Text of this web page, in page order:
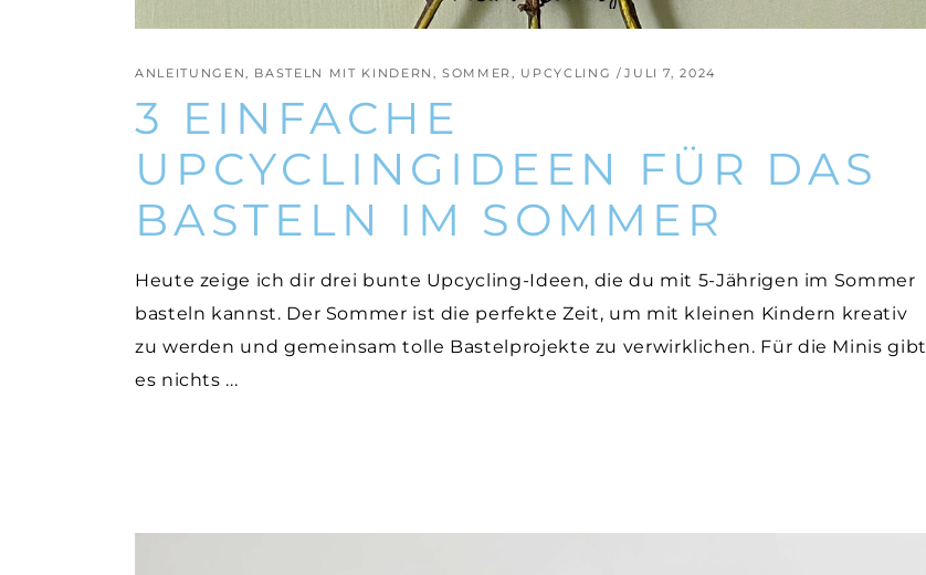
ANLEITUNGEN, BASTELN MIT KINDERN ,SOMMER, UPCYCLING JULI 7, 2024
3 EINFACHE
UPCYCLINGIDEEN FÜR DAS
BASTELN IM SOMMER
Heute zeige ich dir drei bunte Upcycling-Ideen, die du mit 5-Jährigen im Sommer
basteln kannst. Der Sommer ist die perfekte Zeit, um mit kleinen Kindern kreativ
zu werden und gemeinsam tolle Bastelprojekte zu verwirklichen. Für die Minis gibt
es nichts